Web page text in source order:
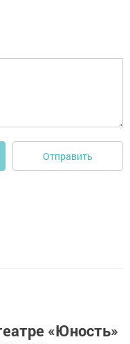
Отправить
«Юность»